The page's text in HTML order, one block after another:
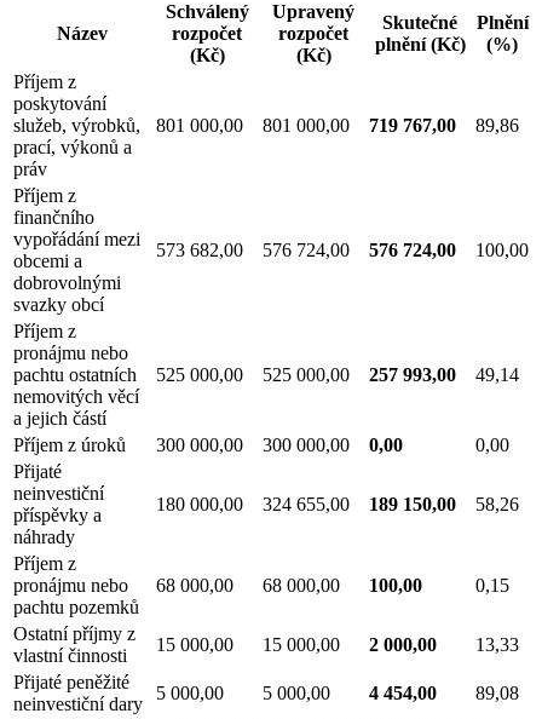
Název
Schválený
rozpočet
(Kč)
Upravený
rozpočet
(Kč)
Skutečné
plnění(Kč)
Plnění
(%)
Příjem z
poskytování
služeb, výrobků,
prací, výkonů a
práv
801 000,00 801 000,00 719 767,00 89,86
Příjem z
finančního
vypořádání mezi
obcemi a
dobrovolnými
svazky obcí
573 682,00 576 724,00 576 724,00 100,00
Příjem z
pronájmu nebo
pachtu ostatních
nemovitých věcí
a jejich částí
525 000,00 525 000,00 257 993,00 49,14
Příjem z úroků 300 000,00 300 000,00 0,00
0,00
Přijaté
neinvestiční
příspěvky a
náhrady
180 000,00 324 655,00 189 150,00 58,26
Příjem z
pronájmu nebo
pachtu pozemků
68 000,00 68 000,00 100,00 0,15
Ostatní příjmy z
vlastní činnosti
15 000,00 15 000,00 2 000,00
13,33
Přijaté peněžité
neinvestiční dary
5 000,00 5 000,00 4 454,00
89,08